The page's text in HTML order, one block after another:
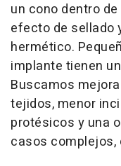
un cono dentro
efecto de sellado
hermético.
implante tienen
Buscamos
tejidos, menor
protésicos y una
casos complejos,